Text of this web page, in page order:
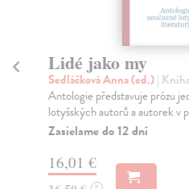
Lidé jako my
Sedláčková Anna (ed.)| Kniha
Antologie představuje prózu
lotyšských autorů a autorek v
Zasielame do 12 dní
16,01 €